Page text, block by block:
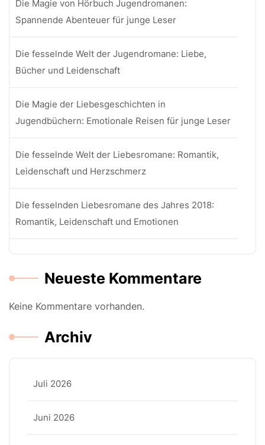
Die Magie von Hörbuch Jugendromanen:
Spannende Abenteuer für junge Leser
Die fesselnde Welt der Jugendromane: Liebe,
Bücher und Leidenschaft
Die Magie der Liebesgeschichten in
Jugendbüchern: Emotionale Reisen für junge Leser
Die fesselnde Welt der Liebesromane: Romantik,
Leidenschaft und Herzschmerz
Die fesselnden Liebesromane des Jahres 2018:
Romantik, Leidenschaft und Emotionen
Neueste Kommentare
Keine Kommentare vorhanden.
Archiv
Juli 2026
Juni 2026